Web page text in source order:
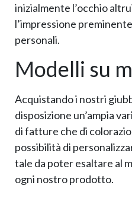
inizialmente l’occhio
l’impressione
personali.
Modelli su
Acquistando i nostri
disposizione un’ampia
di fatture che di
possibilità di
tale da poter esaltare al
ogni nostro prodotto.